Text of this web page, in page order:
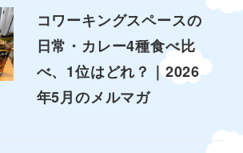
コワーキングスペースの
日常・カレー4種食べ比
べ、1位はどれ？｜2026
年5月のメルマガ